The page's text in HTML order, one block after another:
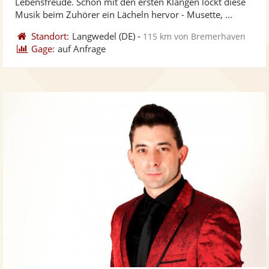
Musik beim Zuhörer ein Lächeln hervor - Musette, ...
Standort: Langwedel (DE) - 115 km von Bremerhaven
Gage: auf Anfrage